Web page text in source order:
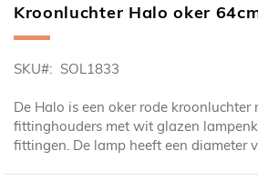
Ga
naar
begin
de
afbeeldingen-
gallerij
Kroonluchter Halo oker
SKU SOL1833
De Halo is een oker rode kroonluchter
fittinghouders met wit glazen
fittingen. De lamp heeft een diameter